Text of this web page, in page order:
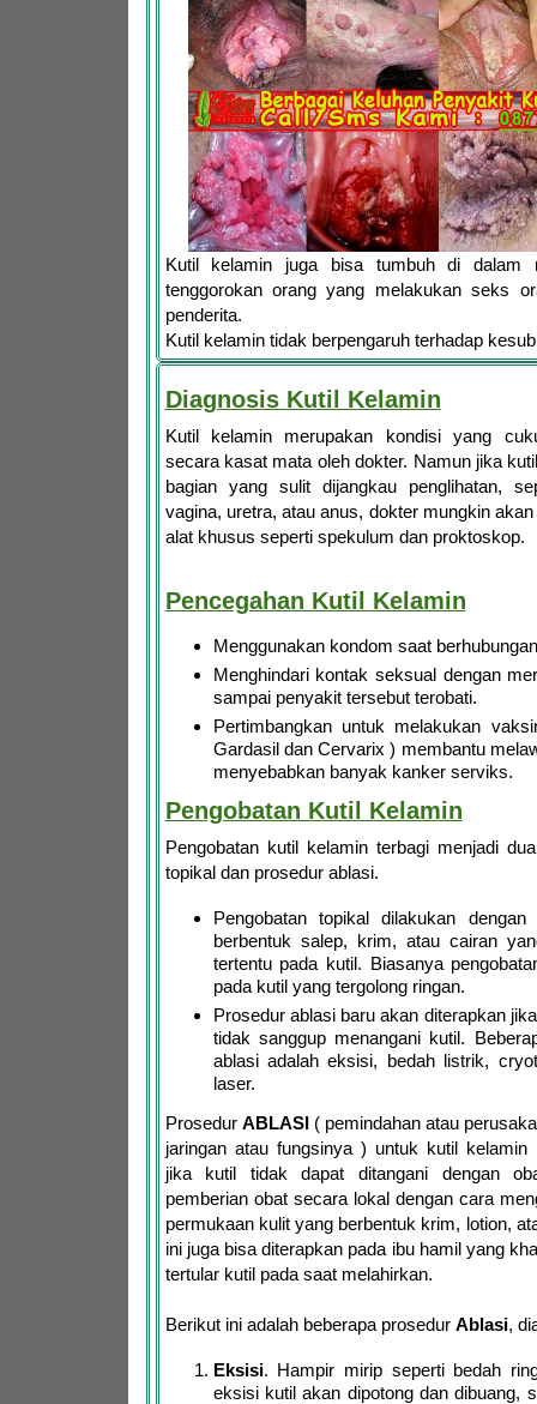
Kutil kelamin juga bisa tumbuh di dalam
tenggorokan orang yang melakukan seks
penderita.
Kutil kelamin tidak berpengaruh terhadap
Diagnosis Kutil Kelamin
Kutil kelamin merupakan kondisi yang
secara kasat mata oleh dokter. Namun jika
bagian yang sulit dijangkau penglihatan,
vagina, uretra, atau anus, dokter mungkin
alat khusus seperti spekulum dan proktoskop.
Pencegahan Kutil Kelamin
Menggunakan kondom saat
Menghindari kontak seksual dengan
sampai penyakit tersebut terobati.
Pertimbangkan untuk melakukan
Gardasil dan Cervarix ) membantu
menyebabkan banyak kanker serviks.
Pengobatan Kutil Kelamin
Pengobatan kutil kelamin terbagi menjadi
topikal dan prosedur ablasi.
Pengobatan topikal dilakukan dengan
berbentuk salep, krim, atau cairan
tertentu pada kutil. Biasanya
pada kutil yang tergolong ringan.
Prosedur ablasi baru akan diterapkan
tidak sanggup menangani kutil.
ablasi adalah eksisi, bedah listrik,
laser.
Prosedur ABLASI( pemindahan atau
jaringan atau fungsinya ) untuk kutil kelamin
jika kutil tidak dapat ditangani dengan
pemberian obat secara lokal dengan cara
permukaan kulit yang berbentuk krim, lotion,
ini juga bisa diterapkan pada ibu hamil yang
tertular kutil pada saat melahirkan.
Berikut ini adalah beberapa prosedur Ablasi,
Eksisi. Hampir mirip seperti bedah
eksisi kutil akan dipotong dan dibuang,